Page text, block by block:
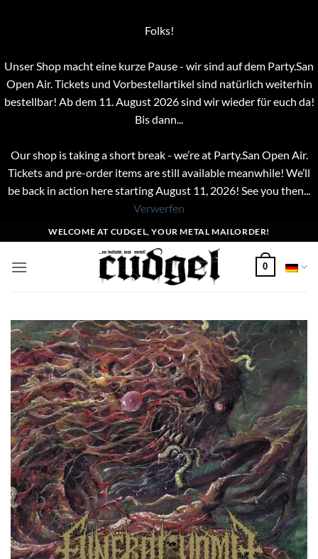
Folks!
Unser Shop macht eine kurze Pause - wir sind auf dem Party.San
Open Air. Tickets und Vorbestellartikel sind natürlich weiterhin
bestellbar! Ab dem 11. August 2026 sind wir wieder für euch da!
Bis dann...
Our shop is taking a short break - we’re at Party.San Open Air.
Tickets and pre-order items are still available meanwhile! We’ll
be back in action here starting August 11, 2026! See you then...
Verwerfen
Inhalt
springen
WELCOME AT CUDGEL, YOUR METAL MAILORDER!
0